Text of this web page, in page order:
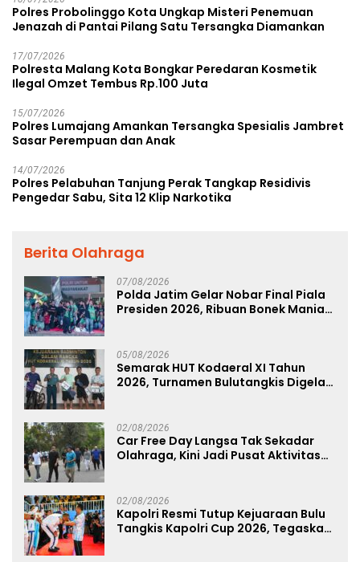
Polres Probolinggo Kota Ungkap Misteri Penemuan
Jenazah di Pantai Pilang Satu Tersangka Diamankan
17/07/2026
Polresta Malang Kota Bongkar Peredaran Kosmetik
Ilegal Omzet Tembus Rp.100 Juta
15/07/2026
Polres Lumajang Amankan Tersangka Spesialis Jambret
Sasar Perempuan dan Anak
14/07/2026
Polres Pelabuhan Tanjung Perak Tangkap Residivis
Pengedar Sabu, Sita 12 Klip Narkotika
Berita Olahraga
07/08/2026
Polda Jatim Gelar Nobar Final Piala
Presiden 2026, Ribuan Bonek Mania
05/08/2026
Semarak HUT Kodaeral XI Tahun
2026, Turnamen Bulutangkis Digelar
02/08/2026
Car Free Day Langsa Tak Sekadar
Olahraga, Kini Jadi Pusat Aktivitas
02/08/2026
Kapolri Resmi Tutup Kejuaraan Bulu
Tangkis Kapolri Cup 2026, Tegaskan